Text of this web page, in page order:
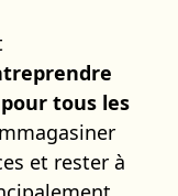
tous les
et rester à